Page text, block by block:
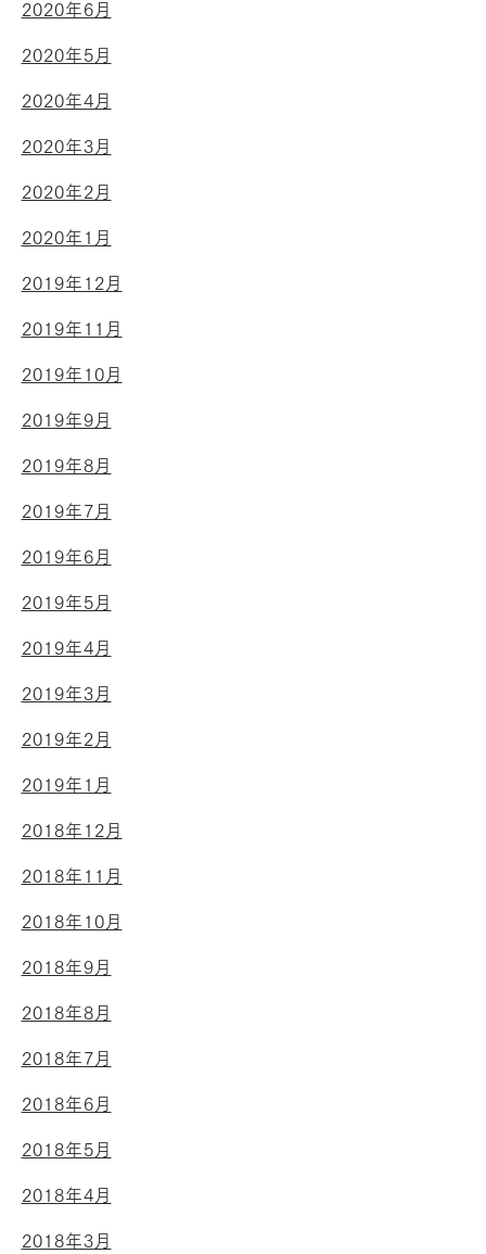
2020年6月
2020年5月
2020年4月
2020年3月
2020年2月
2020年1月
2019年12月
2019年11月
2019年10月
2019年9月
2019年8月
2019年7月
2019年6月
2019年5月
2019年4月
2019年3月
2019年2月
2019年1月
2018年12月
2018年11月
2018年10月
2018年9月
2018年8月
2018年7月
2018年6月
2018年5月
2018年4月
2018年3月